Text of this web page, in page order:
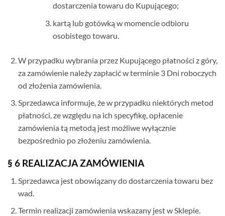
dostarczenia towaru do Kupującego;
kartą lub gotówką w momencie odbioru
osobistego towaru.
W przypadku wybrania przez Kupującego płatności z góry,
za zamówienie należy zapłacić w terminie 3 Dni roboczych
od złożenia zamówienia.
Sprzedawca informuje, że w przypadku niektórych metod
płatności, ze względu na ich specyfikę, opłacenie
zamówienia tą metodą jest możliwe wyłącznie
bezpośrednio po złożeniu zamówienia.
§ 6 REALIZACJA ZAMÓWIENIA
Sprzedawca jest obowiązany do dostarczenia towaru bez
wad.
Termin realizacji zamówienia wskazany jest w Sklepie.